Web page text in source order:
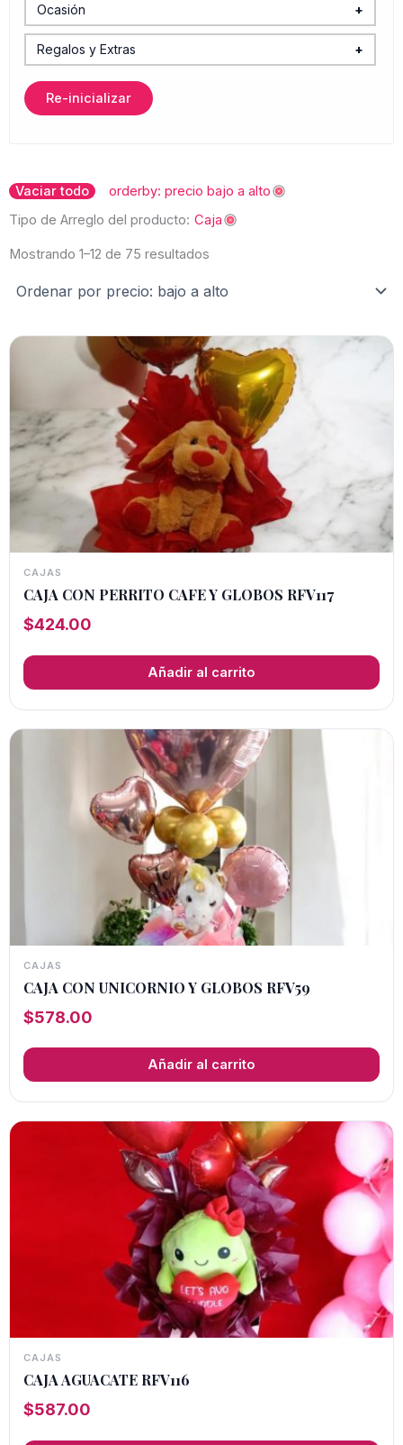
Girasoles
Hortensias
Iris
Nube (Baby breath)
Rosas Inglesas
Ocasión
+
Baby Shower y Maternidad
Boda y XV Años
Caballeros
Funeral
Regalos y Extras
+
Accesorios y Regalos
Canastas Gourmet
Globos
Vinos y Bebidas
Re-inicializar
Vaciar todo
orderby: precio bajo a alto
Tipo de Arreglo del producto: Caja
Mostrando 1–12 de 75 resultados
por
precio:
bajo
a
CAJAS
CAJA CON PERRITO CAFE Y GLOBOS RFV117
$424.00
Añadir al carrito
CAJAS
CAJA CON UNICORNIO Y GLOBOS RFV59
$578.00
Añadir al carrito
CAJAS
CAJA AGUACATE RFV116
$587.00